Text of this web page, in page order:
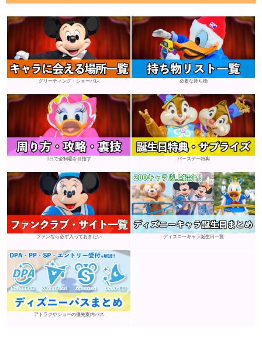
グリーティング・ショーパレ 必要な持ち物
1日で全制覇を目指す バースデー特典
ファンなら必ず入っておきたい ディズニーキャラ誕生日一覧
アトラクやショーの優先案内パス